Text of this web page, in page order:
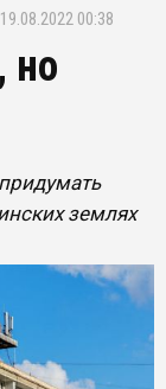
19.08.2022 00:38
но
землях